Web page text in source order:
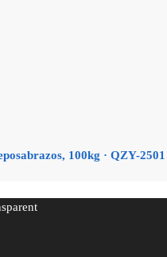
100kg · QZY-2501